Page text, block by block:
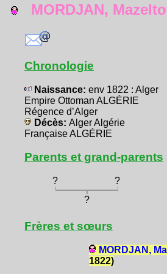
MORDJAN,
Chronologie
Naissance: env 1822 : Alger
Empire Ottoman ALGÉRIE
Régence d’Alger
Décès: Alger Algérie
Française ALGÉRIE
Parents et grand-parents
? ?
?
Frères et sœurs
MORDJAN,
1822)